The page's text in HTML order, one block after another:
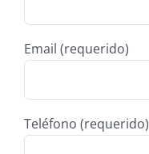
Email (requerido)
Teléfono (requerido)